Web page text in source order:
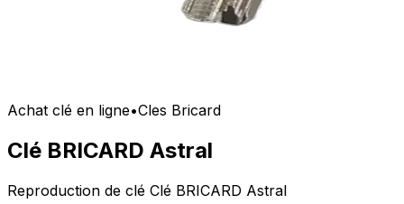
Achat clé en ligne•Cles Bricard
Clé BRICARD Astral
Reproduction de clé Clé BRICARD Astral